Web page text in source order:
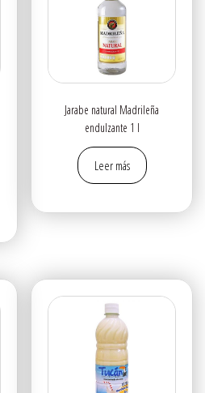
Jarabe natural Madrileña
endulzante 1 l
Leer más